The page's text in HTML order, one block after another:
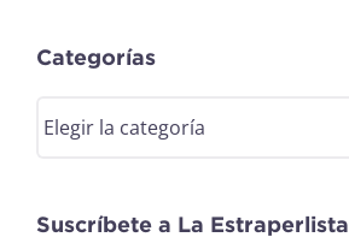
Categorías
Suscríbete a La Estraperlista